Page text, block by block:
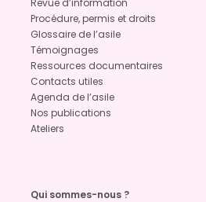
Revue d’information
Procédure, permis et droits
Glossaire de l’asile
Témoignages
Ressources documentaires
Contacts utiles
Agenda de l’asile
Nos publications
Ateliers
Qui sommes-nous ?